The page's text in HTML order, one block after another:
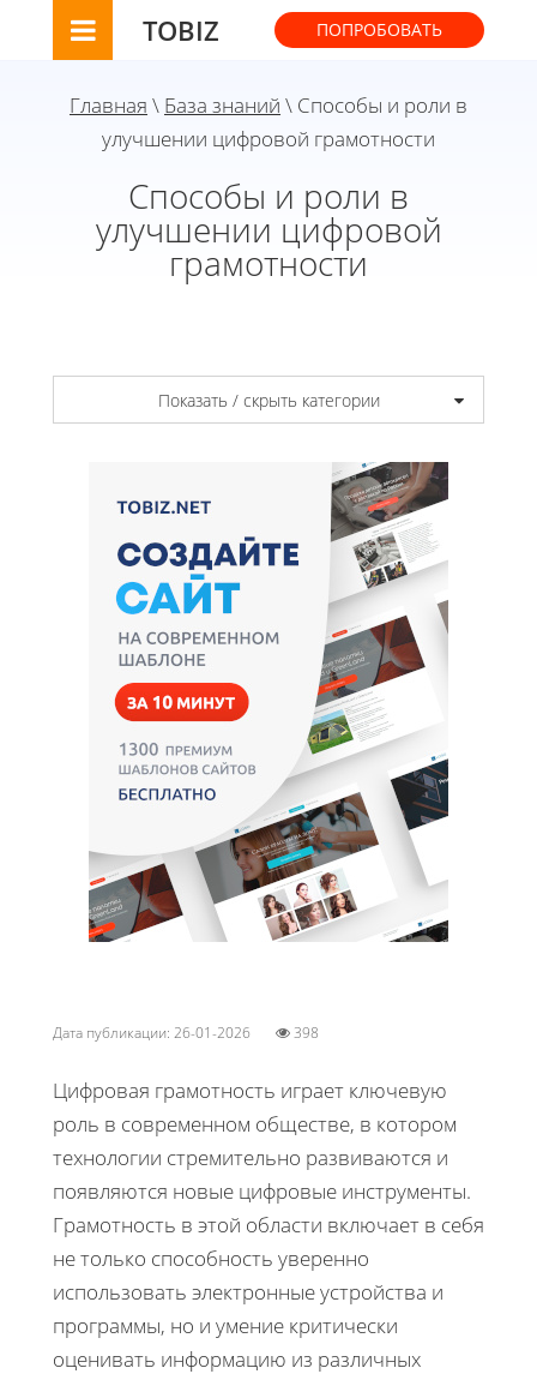
TOBIZ ПОПРОБОВАТЬ
Главная \ База знаний \ Способы и роли в
улучшении цифровой грамотности
Способы и роли в
улучшении цифровой
грамотности
Показать / скрыть категории
Дата публикации: 26-01-2026 398
Цифровая грамотность играет ключевую
роль в современном обществе, в котором
технологии стремительно развиваются и
появляются новые цифровые инструменты.
Грамотность в этой области включает в себя
не только способность уверенно
использовать электронные устройства и
программы, но и умение критически
оценивать информацию из различных